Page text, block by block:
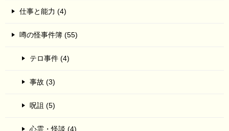
仕事と能力 (4)
噂の怪事件簿 (55)
テロ事件 (4)
事故 (3)
呪詛 (5)
心霊・怪談 (4)